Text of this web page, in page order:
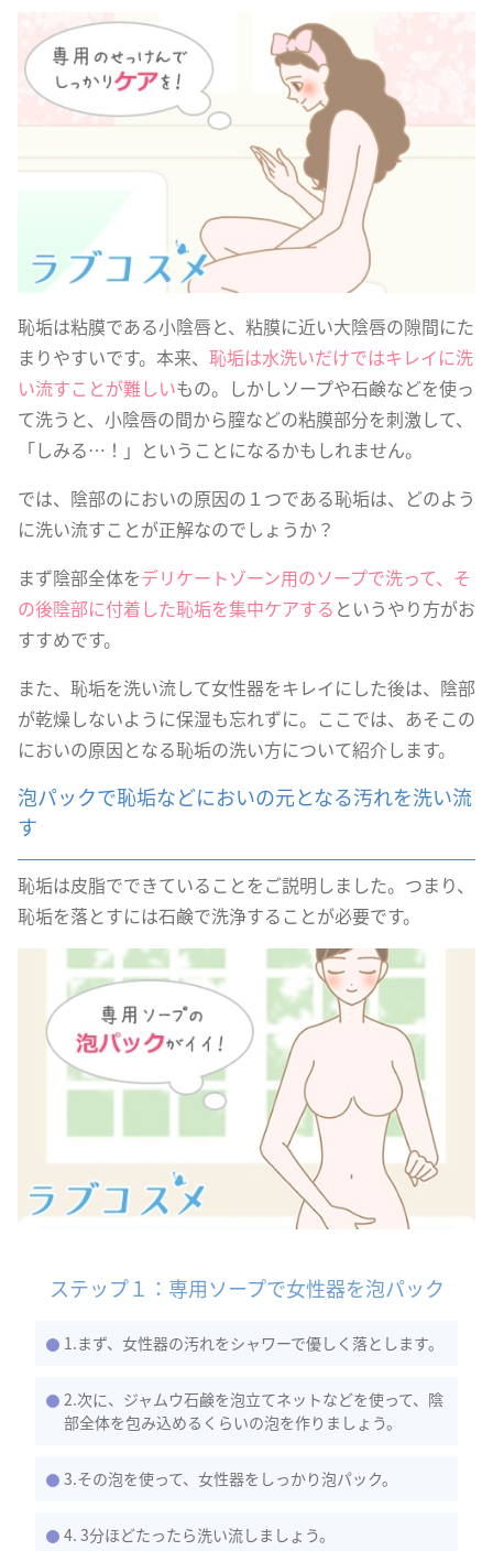
恥垢は粘膜である小陰唇と、粘膜に近い大陰唇の隙間にた
まりやすいです。本来、 恥垢は水洗いだけではキレイに洗
い流すことが難しいもの。しかしソープや石鹸などを使っ
て洗うと、小陰唇の間から膣などの粘膜部分を刺激して、
「しみる…！」ということになるかもしれません。
では、陰部のにおいの原因の１つである恥垢は、どのよう
に洗い流すことが正解なのでしょうか？
まず陰部全体をデリケートゾーン用のソープで洗って、そ
の後陰部に付着した恥垢を集中ケアする というやり方がお
すすめです。
また、恥垢を洗い流して女性器をキレイにした後は、陰部
が乾燥しないように保湿も忘れずに。ここでは、あそこの
においの原因となる恥垢の洗い方について紹介します。
泡パックで恥垢などにおいの元となる汚れを洗い流
す
恥垢は皮脂でできていることをご説明しました。つまり、
恥垢を落とすには石鹸で洗浄することが必要です。
ステップ１：専用ソープで女性器を泡パック
1.まず、女性器の汚れをシャワーで優しく落とします。
2.次に、ジャムウ石鹸を泡立てネットなどを使って、陰
部全体を包み込めるくらいの泡を作りましょう。
3.その泡を使って、女性器をしっかり泡パック。
4. 3分ほどたったら洗い流しましょう。